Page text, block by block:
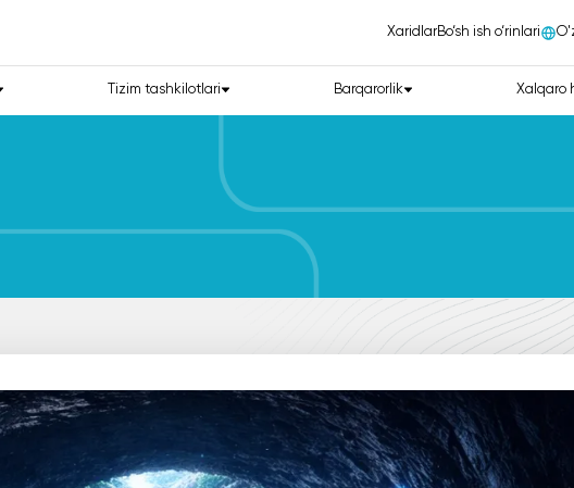
XaridlarBo‘sh ish o‘rinlari
Tizim tashkilotlari Barqarorlik Xalqaro